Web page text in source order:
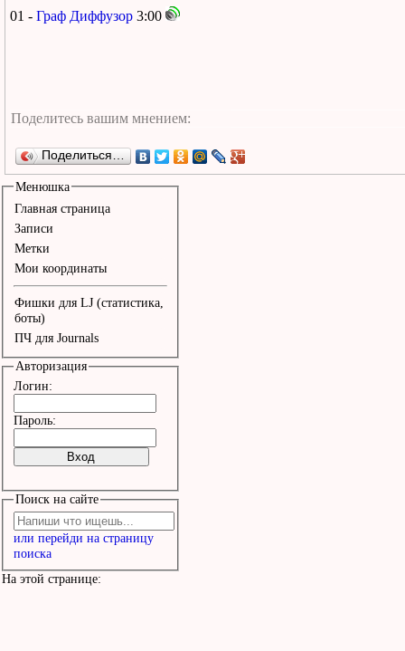
01 - Граф Диффузор 3:00
Поделиться…
Менюшка
Главная страница
Записи
Метки
Мои координаты
Фишки для LJ (статистика,
боты)
ПЧ для Journals
Авторизация
Логин:
Пароль:
Поиск на сайте
или перейди на страницу
поиска
На этой странице: